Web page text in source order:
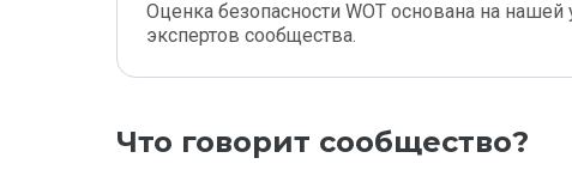
Оценка безопасности WOT основана на
экспертов сообщества.
Что говорит сообщество?